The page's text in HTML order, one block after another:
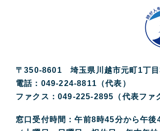
〒350-8601 埼玉県川越市元町1丁
電話：049-224-8811（代表）
ファクス：049-225-2895（代表ファ
窓口受付時間：午前8時45分から午後